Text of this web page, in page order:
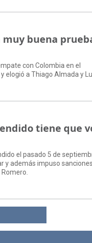
buena
con Colombia en el
elogió a Thiago Almada y
tiene que
el pasado 5 de
y además impuso